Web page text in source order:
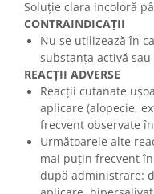
Soluție clara incoloră
CONTRAINDICAȚII
Nu se utilizează în
substanța activă
REACȚII ADVERSE
Reacții cutanate
aplicare (alopecie,
frecvent observate
Următoarele alte
mai puțin frecvent
după administrare: